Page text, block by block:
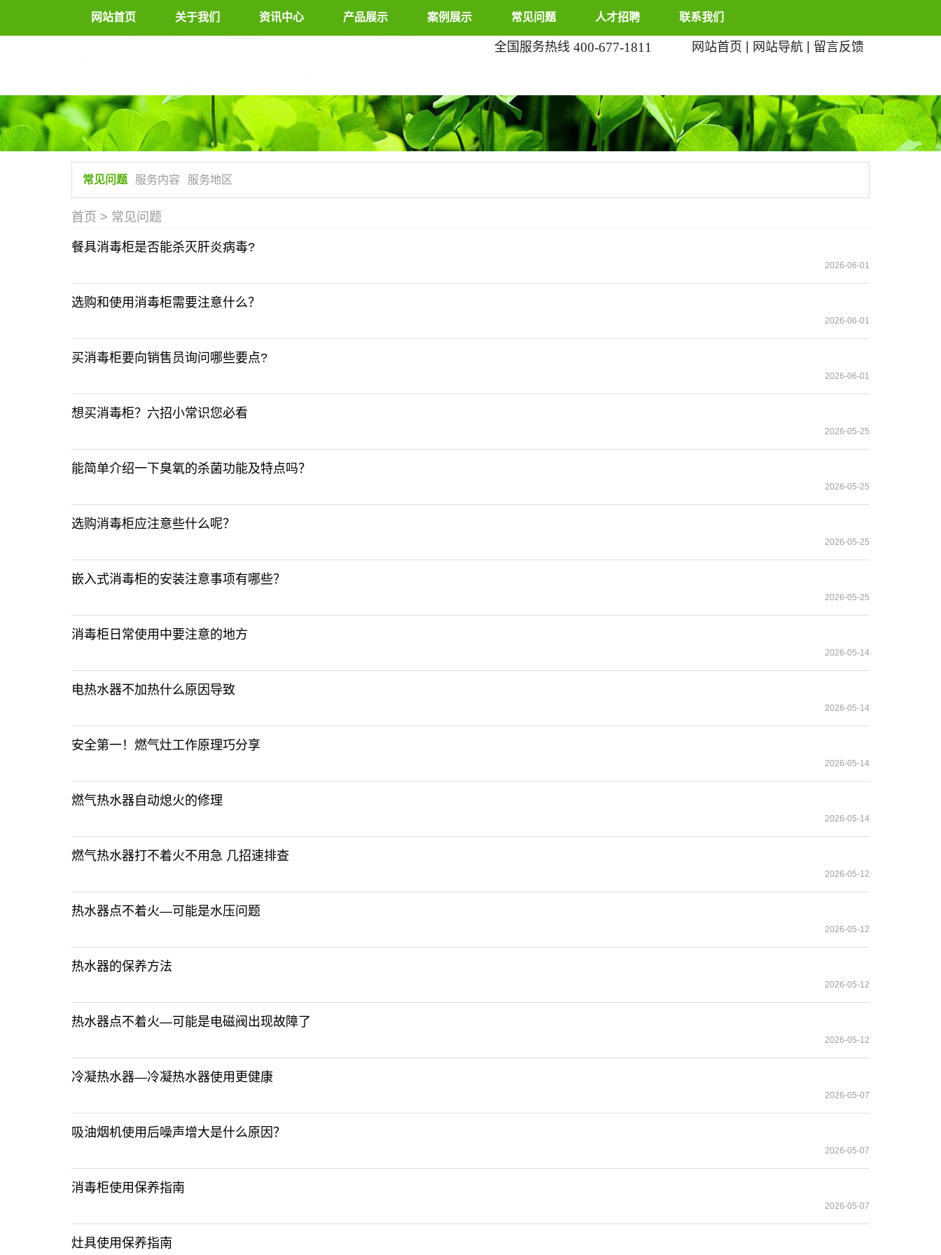
网站首页 关于我们 资讯中心 产品展示 案例展示 常见问题 人才招聘 联系我们
网站首页 网站导航| 留言反馈
全国服务热线 400-677-1811
常见问题 服务内容 服务地区
首页 > 常见问题
餐具消毒柜是否能杀灭肝炎病毒?
2026-06-01
选购和使用消毒柜需要注意什么？
2026-06-01
买消毒柜要向销售员询问哪些要点?
2026-06-01
想买消毒柜？六招小常识您必看
2026-05-25
能简单介绍一下臭氧的杀菌功能及特点吗？
2026-05-25
选购消毒柜应注意些什么呢？
2026-05-25
嵌入式消毒柜的安装注意事项有哪些？
2026-05-25
消毒柜日常使用中要注意的地方
2026-05-14
电热水器不加热什么原因导致
2026-05-14
安全第一！燃气灶工作原理巧分享
2026-05-14
燃气热水器自动熄火的修理
2026-05-14
燃气热水器打不着火不用急 几招速排查
2026-05-12
热水器点不着火—可能是水压问题
2026-05-12
热水器的保养方法
2026-05-12
热水器点不着火—可能是电磁阀出现故障了
2026-05-12
冷凝热水器—冷凝热水器使用更健康
2026-05-07
吸油烟机使用后噪声增大是什么原因？
2026-05-07
消毒柜使用保养指南
2026-05-07
灶具使用保养指南